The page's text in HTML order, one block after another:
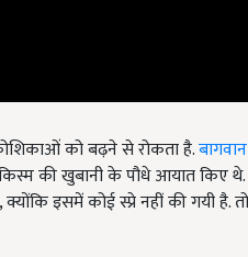
को बढ़ने से रोकता है.
की खुबानी के पौधे आयात किए
इसमें कोई स्प्रे नहीं की गयी